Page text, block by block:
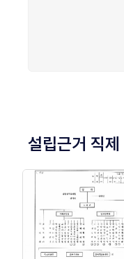
설립근거 직제